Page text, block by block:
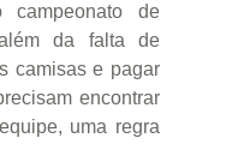
campeonato de
da falta de
camisas e pagar
encontrar
uma regra